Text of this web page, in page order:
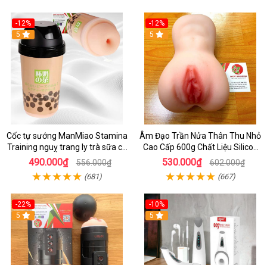
-12%
5
Cốc tự sướng ManMiao Stamina
Training nguỵ trang ly trà sữa có
hạt trân châu
490.000₫ 556.000₫
(681)
-12%
5
Âm Đạo Trần Nửa Thân Thu Nhỏ
Cao Cấp 600g Chất Liệu Silicon
Siêu Mềm - Nơi Bán Âm Đạo Giẩ
Thủ Đức .
530.000₫ 602.000₫
(667)
-22%
5
-10%
5